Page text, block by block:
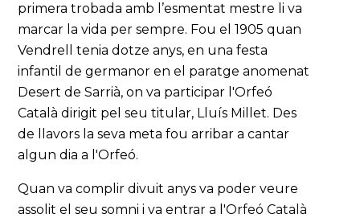
primera trobada amb l’esmentat mestre li va
marcar la vida per sempre. Fou el 1905 quan
Vendrell tenia dotze anys, en una festa
infantil de germanor en el paratge anomenat
Desert de Sarrià, on va participar l'Orfeó
Català dirigit pel seu titular, Lluís Millet. Des
de llavors la seva meta fou arribar a cantar
algun dia a l'Orfeó.
Quan va complir divuit anys va poder veure
assolit el seu somni i va entrar a l'Orfeó Català